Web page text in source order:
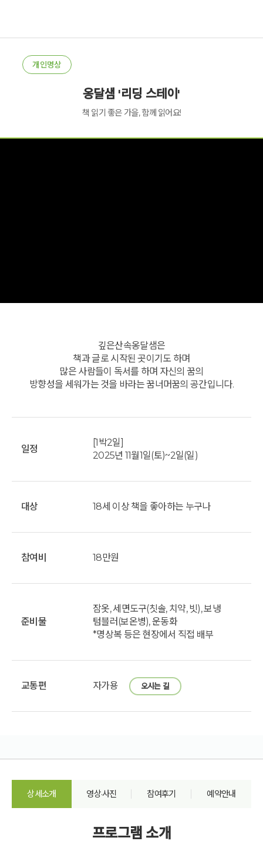
개인명상
옹달샘 '리딩 스테이'
책 읽기 좋은 가을, 함께 읽어요!
깊은산속옹달샘은
책과 글로 시작된 곳이기도 하며
많은 사람들이 독서를 하며 자신의 꿈의
방향성을 세워가는 것을 바라는 꿈너머꿈의 공간입니다.
일정
[1박2일]
2025년 11월1일(토)~2일(일)
대상 18세 이상 책을 좋아하는 누구나
참여비 18만원
준비물
잠옷, 세면도구(칫솔, 치약, 빗), 보냉
텀블러(보온병), 운동화
*명상복 등은 현장에서 직접 배부
교통편 자가용 오시는 길
상세소개 영상·사진 참여후기 예약안내
프로그램 소개